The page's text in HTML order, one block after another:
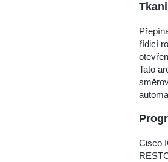
řídicí
Tato
Cisco